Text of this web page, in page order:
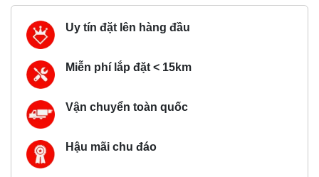
Uy tín đặt lên hàng đầu
Miễn phí lắp đặt < 15km
Vận chuyển toàn quốc
Hậu mãi chu đáo